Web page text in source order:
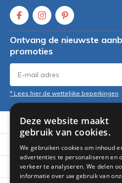
Ontvang de nieuwste
promoties
* Lees hier de wettelijke beperkingen
Klantenservice
Mijn account
Categorieën
Deze website maakt
gebruik van cookies.
We gebruiken cookies om inhoud
advertenties te personaliseren en
verkeer te analyseren. We delen
informatie over uw gebruik van